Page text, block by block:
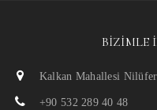
BIZIMLE
Kalkan Mahallesi
+90 532 289 40 48